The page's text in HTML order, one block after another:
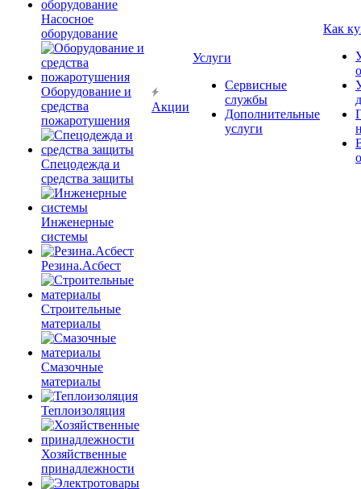
Насосное
оборудование
Оборудование и
средства
пожаротушения
Спецодежда и
средства защиты
Инженерные
системы
Резина.Асбест
Строительные
материалы
Смазочные
материалы
Теплоизоляция
Хозяйственные
принадлежности
Акции
Услуги
Сервисные
службы
Дополнительные
услуги
Как